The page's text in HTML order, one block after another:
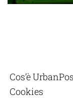
Cos’è
Cookies